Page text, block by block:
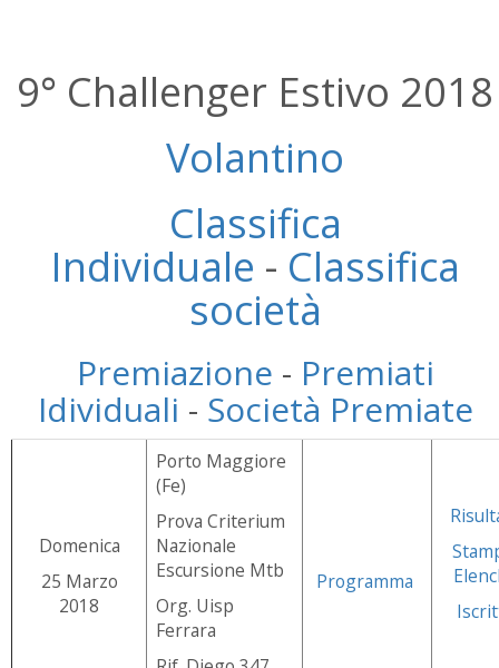
9° Challenger Estivo 2018
Volantino
Classifica
Individuale - Classifica
società
Premiazione - Premiati
Idividuali - Società Premiate
Domenica
25 Marzo
2018
Porto Maggiore
(Fe)
Prova Criterium
Nazionale
Escursione Mtb
Org. Uisp
Ferrara
Programma